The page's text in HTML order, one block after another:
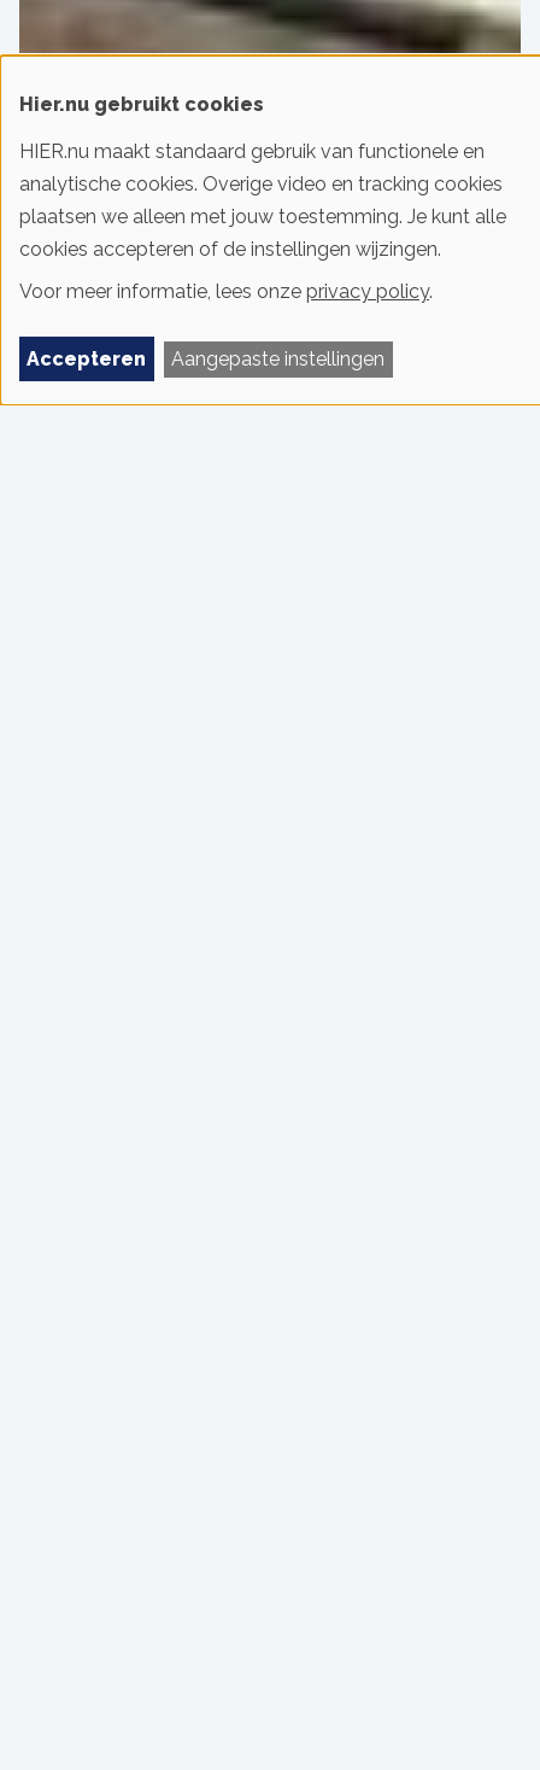
Hier.nu gebruikt cookies
HIER.nu maakt standaard gebruik van functionele en
analytische cookies. Overige video en tracking cookies
plaatsen we alleen met jouw toestemming. Je kunt alle
cookies accepteren of de instellingen wijzingen.
Voor meer informatie, lees onze privacy policy.
Aangepaste instellingen
Accepteren